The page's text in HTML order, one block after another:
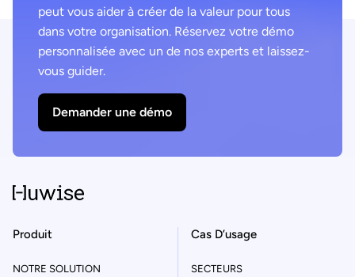
peut vous aider à créer de la valeur pour tous
dans votre organisation. Réservez votre démo
personnalisée avec un de nos experts et laissez-
vous guider.
Demander une démo
Produit
NOTRE SOLUTION
Cas D’usage
SECTEURS